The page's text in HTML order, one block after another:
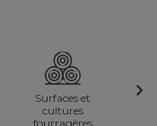
Surfaces et
cultures
fourragères